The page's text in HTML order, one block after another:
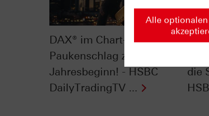
DAX® im Chart-Check:
Paukenschlag zu
Jahresbeginn! - HSBC
DailyTradingTV ...
die
Alle